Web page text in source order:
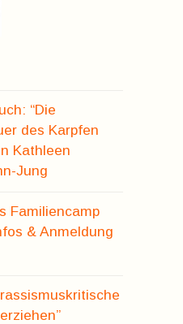
“Die
des Karpfen
Kathleen
Jung
Familiencamp
& Anmeldung